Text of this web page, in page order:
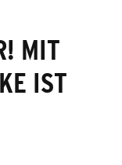
MIT
IST